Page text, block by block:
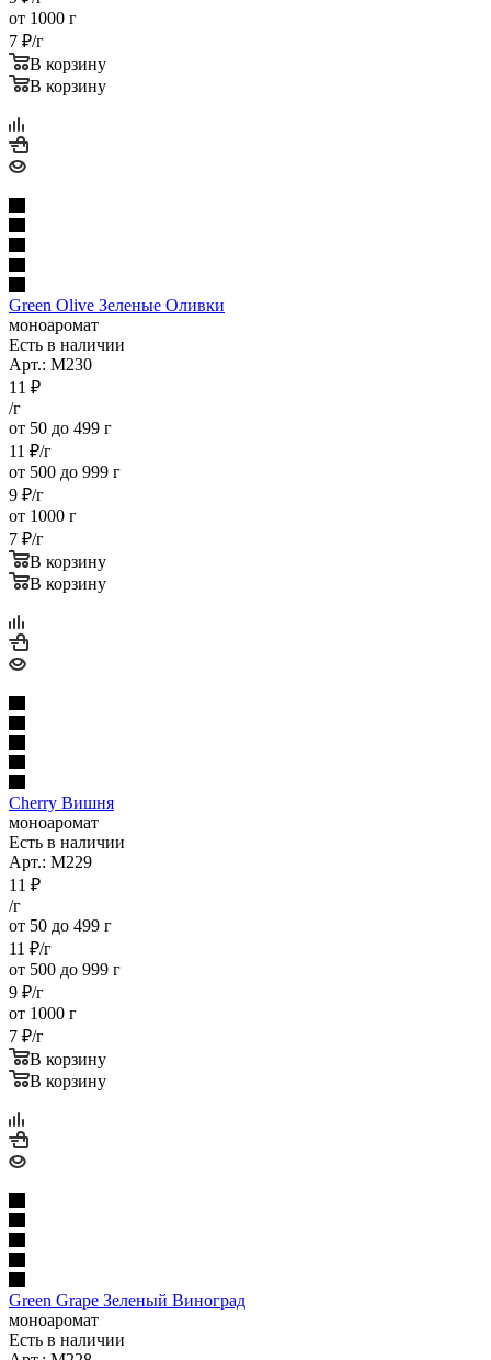
от 1000 г
7 ₽/г
В корзину
В корзину
Green Olive Зеленые Оливки
моноаромат
Есть в наличии
Арт.: M230
11 ₽
/г
от 50 до 499 г
11 ₽/г
от 500 до 999 г
9 ₽/г
от 1000 г
7 ₽/г
В корзину
В корзину
Cherry Вишня
моноаромат
Есть в наличии
Арт.: M229
11 ₽
/г
от 50 до 499 г
11 ₽/г
от 500 до 999 г
9 ₽/г
от 1000 г
7 ₽/г
В корзину
В корзину
Green Grape Зеленый Виноград
моноаромат
Есть в наличии